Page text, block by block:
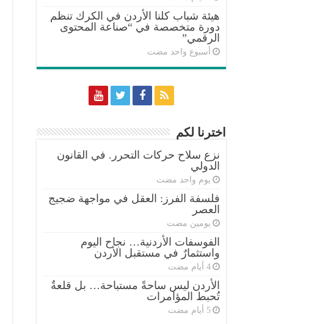
هيئة شباب كلنا الأردن في الكرك تنظم
دورة متخصصة في “صناعة المحتوى
الرقمي”
‏أسبوع واحد مضت
اخترنا لكم
نزع سلاح حركات التحرر. في القانون
الدولي
‏يوم واحد مضت
فلسفة الفرز: العقل في مواجهة ضجيج
العصر
‏يومين مضت
الفوسفات الأردنية… نجاح اليوم
واستثمارٌ في مستقبل الأردن
الأردن ليس ساحةً مستباحة… بل قلعةٌ
تُحبط المؤامرات